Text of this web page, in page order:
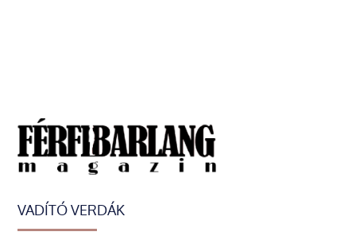
VADÍTÓ VERDÁK